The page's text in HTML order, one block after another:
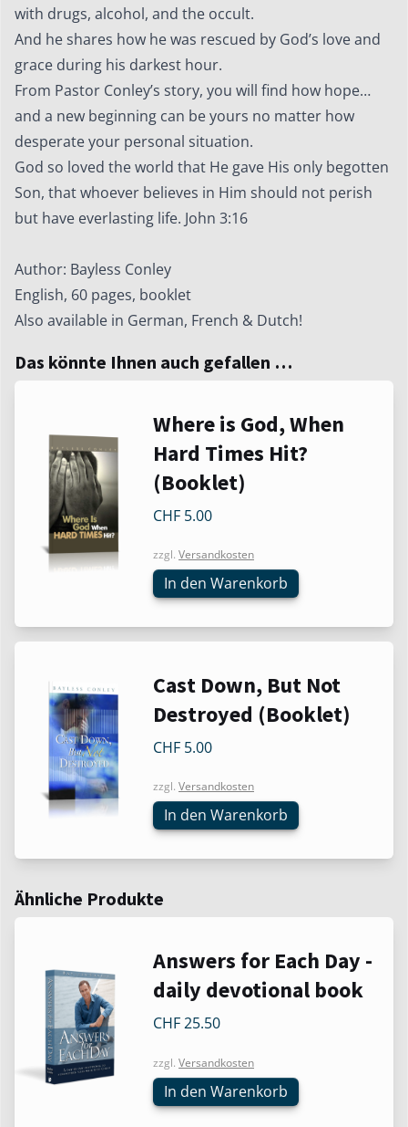
with drugs, alcohol, and the occult.
And he shares how he was rescued by God’s love and
grace during his darkest hour.
From Pastor Conley’s story, you will find how hope…
and a new beginning can be yours no matter how
desperate your personal situation.
God so loved the world that He gave His only begotten
Son, that whoever believes in Him should not perish
but have everlasting life. John 3:16
Author: Bayless Conley
English, 60 pages, booklet
Also available in German, French & Dutch!
Das könnte Ihnen auch gefallen …
Where is God, When
Hard Times Hit?
(Booklet)
CHF 5.00
zzgl. Versandkosten
In den Warenkorb
Cast Down, But Not
Destroyed (Booklet)
CHF 5.00
zzgl. Versandkosten
In den Warenkorb
Ähnliche Produkte
Answers for Each Day -
daily devotional book
CHF25.50
zzgl. Versandkosten
In den Warenkorb